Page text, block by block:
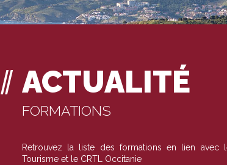
ACTUALITÉ
FORMATIONS
Retrouvez la liste des formations en lien avec
Tourisme et le CRTL Occitanie